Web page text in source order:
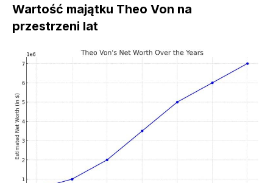
Wartość majątku Theo Von na
przestrzeni lat